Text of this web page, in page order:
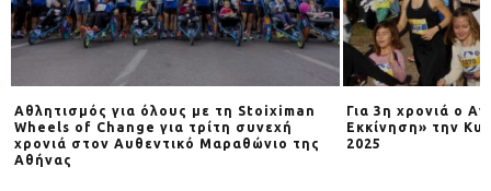
Αθλητισμός για όλους με τη Stoiximan
Wheels of Change για τρίτη συνεχή
χρονιά στον Αυθεντικό Μαραθώνιο της
Αθήνας
Για 3η χρονιά o
Εκκίνηση» την
2025